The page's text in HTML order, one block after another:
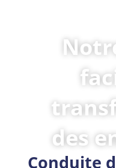
des
Conduite